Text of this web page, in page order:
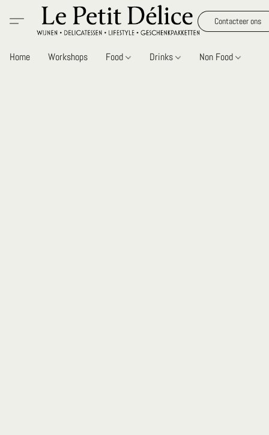
Contacteer ons
Home Workshops Food Drinks Non Food